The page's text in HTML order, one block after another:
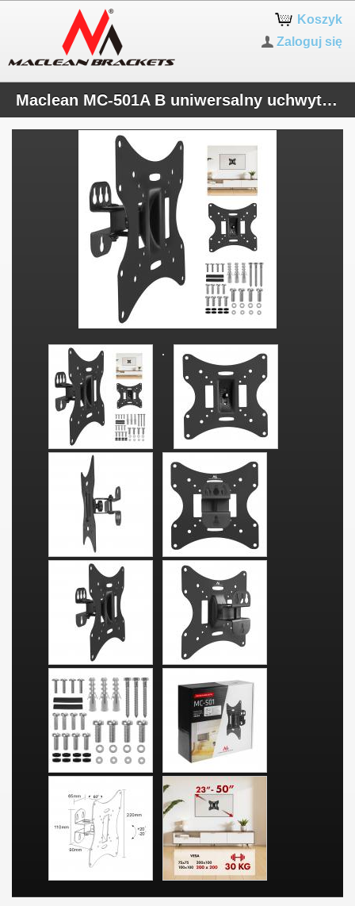
Koszyk
Zaloguj się
Maclean MC-501A B uniwersalny uchwyt do telewizora lub monitora 23-50 cali, 30kg, max. vesa 200x200